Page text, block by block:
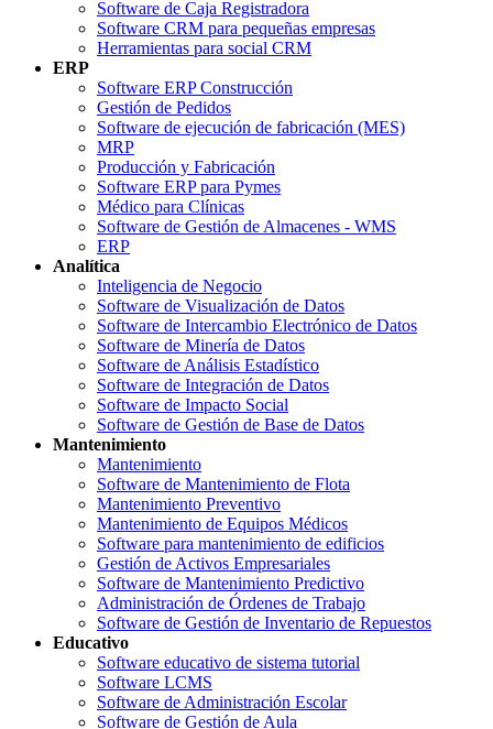
Software de Caja Registradora
Software CRM para pequeñas empresas
Herramientas para social CRM
ERP
Software ERP Construcción
Gestión de Pedidos
Software de ejecución de fabricación (MES)
MRP
Producción y Fabricación
Software ERP para Pymes
Médico para Clínicas
Software de Gestión de Almacenes - WMS
ERP
Analítica
Inteligencia de Negocio
Software de Visualización de Datos
Software de Intercambio Electrónico de Datos
Software de Minería de Datos
Software de Análisis Estadístico
Software de Integración de Datos
Software de Impacto Social
Software de Gestión de Base de Datos
Mantenimiento
Mantenimiento
Software de Mantenimiento de Flota
Mantenimiento Preventivo
Mantenimiento de Equipos Médicos
Software para mantenimiento de edificios
Gestión de Activos Empresariales
Software de Mantenimiento Predictivo
Administración de Órdenes de Trabajo
Software de Gestión de Inventario de Repuestos
Educativo
Software educativo de sistema tutorial
Software LCMS
Software de Administración Escolar
Software de Gestión de Aula